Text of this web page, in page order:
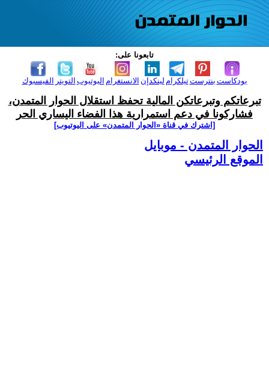
تابعونا على:
الفيسبوك التويتر اليوتيوب الانستغرام لينكدإن تيلكرامبنترست بودكاست
تبرعاتكم وتبرعاتكن المالية تحفظ استقلال الحوار المتمدن،
فشاركونا في دعم استمرارية هذا الفضاء اليساري الحر
[اشترك في قناة ‫«الحوار المتمدن» على اليوتيوب]
الحوار المتمدن - موبايل
الموقع الرئيسي